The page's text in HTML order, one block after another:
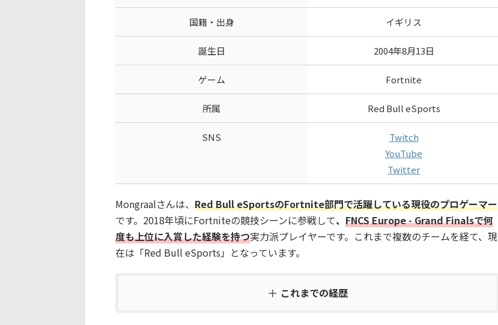
国籍・出身 イギリス
誕生日 2004年8月13日
ゲーム Fortnite
所属 Red Bull eSports
SNS
Twitch
YouTube
Twitter
Mongraalさんは、 Red Bull eSportsのFortnite部門で活躍している現役のプロゲーマー
です。2018年頃にFortniteの競技シーンに参戦して、 FNCS Europe - Grand Finalsで何
度も上位に入賞した経験を持つ実力派プレイヤーです。これまで複数のチームを経て、現
在は「Red Bull eSports」となっています。
これまでの経歴